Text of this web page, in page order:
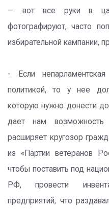
— вот все руки в
фотографируют, часто
избирательной кампании,
- Если
политикой, то у нее
которую нужно донести
дает нам возможность
расширяет кругозор
из «Партии ветеранов
чтобы поставить под
РФ, провести
предприятий, что